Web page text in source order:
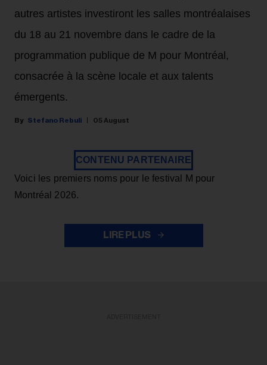
autres artistes investiront les salles montréalaises
du 18 au 21 novembre dans le cadre de la
programmation publique de M pour Montréal,
consacrée à la scène locale et aux talents
émergents.
Stefano Rebuli 05 August
CONTENU PARTENAIRE
Voici les premiers noms pour le festival M pour
Montréal 2026.
LIRE PLUS